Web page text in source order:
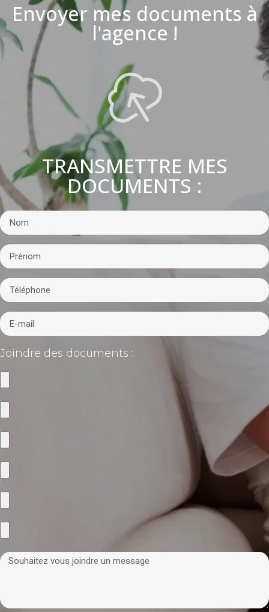
Envoyer mes documents à
l'agence !
TRANSMETTRE MES
DOCUMENTS :
Joindre des documents :